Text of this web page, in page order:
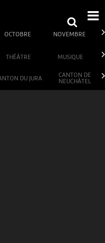
OCTOBRE NOVEMBRE
THÉÂTRE MUSIQUE
DU JURA
CANTON DE
NEUCHÂTEL